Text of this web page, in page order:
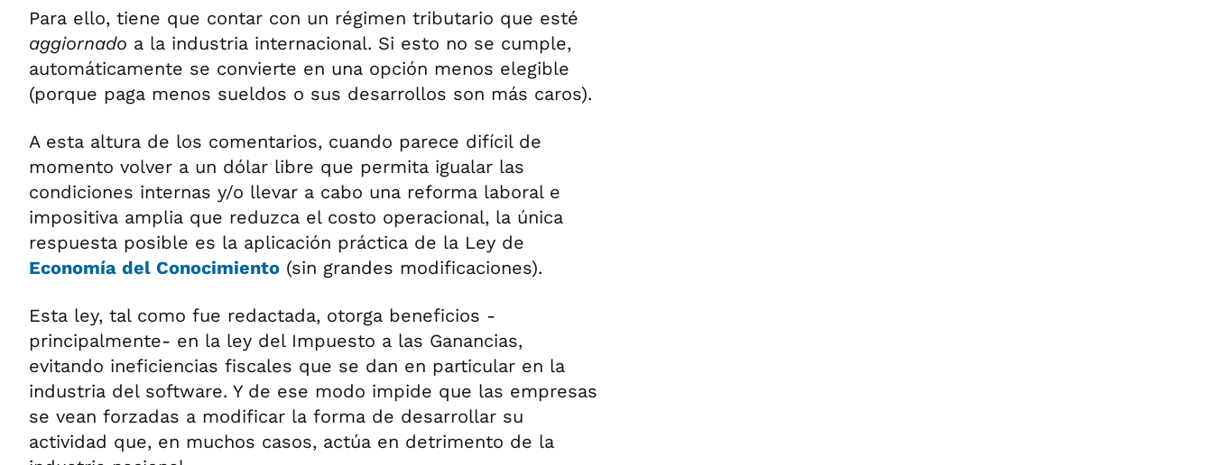
Para ello, tiene que contar con un régimen tributario que esté
aggiornado a la industria internacional. Si esto no se cumple,
automáticamente se convierte en una opción menos elegible
(porque paga menos sueldos o sus desarrollos son más caros).
A esta altura de los comentarios, cuando parece difícil de
momento volver a un dólar libre que permita igualar las
condiciones internas y/o llevar a cabo una reforma laboral e
impositiva amplia que reduzca el costo operacional, la única
respuesta posible es la aplicación práctica de la Ley de
Economía del Conocimiento (sin grandes modificaciones).
Esta ley, tal como fue redactada, otorga beneficios -
principalmente- en la ley del Impuesto a las Ganancias,
evitando ineficiencias fiscales que se dan en particular en la
industria del software. Y de ese modo impide que las empresas
se vean forzadas a modificar la forma de desarrollar su
actividad que, en muchos casos, actúa en detrimento de la